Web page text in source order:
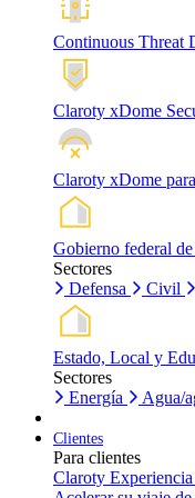
Continuous Threat
Claroty xDome
Claroty xDome
Gobierno federal
Sectores
Defensa
Civil
Estado, Local y
Sectores
Energía
Agua/
Clientes
Para clientes
Claroty